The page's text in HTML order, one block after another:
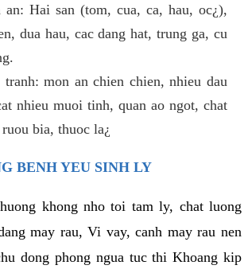
an: Hai san (tom, cua, ca, hau, oc¿),
dua hau, cac dang hat, trung ga, cu
tranh: mon an chien chien, nhieu dau
nhieu muoi tinh, quan ao ngot, chat
bia, thuoc la¿
BENH YEU SINH LY
khong nho toi tam ly, chat luong
may rau, Vi vay, canh may rau nen
dong phong ngua tuc thi Khoang kip